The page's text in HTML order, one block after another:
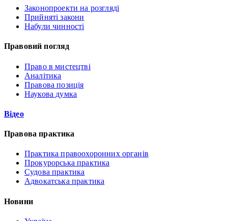
Законопроекти на розгляді
Прийняті закони
Набули чинності
Правовий погляд
Право в мистецтві
Аналітика
Правова позиція
Наукова думка
Відео
Правова практика
Практика правоохоронних органів
Прокурорська практика
Судова практика
Адвокатська практика
Новини